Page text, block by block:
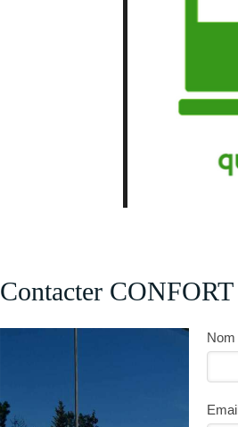
Contacter
Nom